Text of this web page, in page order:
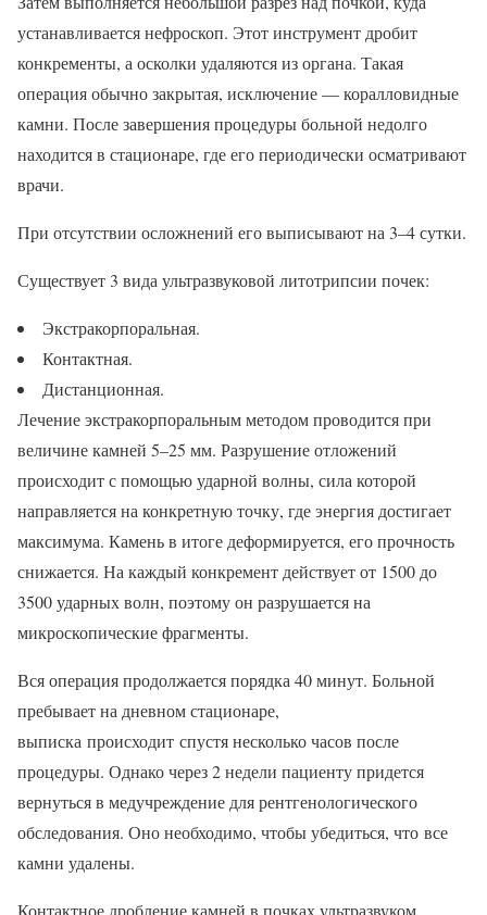
устанавливается нефроскоп. Этот инструмент дробит
конкременты, а осколки удаляются из органа. Такая
операция обычно закрытая, исключение — коралловидные
камни. После завершения процедуры больной недолго
находится в стационаре, где его периодически осматривают
врачи.
При отсутствии осложнений его выписывают на 3–4 сутки.
Существует 3 вида ультразвуковой литотрипсии почек:
Экстракорпоральная.
Контактная.
Дистанционная.
Лечение экстракорпоральным методом проводится при
величине камней 5–25 мм. Разрушение отложений
происходит с помощью ударной волны, сила которой
направляется на конкретную точку, где энергия достигает
максимума. Камень в итоге деформируется, его прочность
снижается. На каждый конкремент действует от 1500 до
3500 ударных волн, поэтому он разрушается на
микроскопические фрагменты.
Вся операция продолжается порядка 40 минут. Больной
пребывает на дневном стационаре,
выписка происходит спустя несколько часов после
процедуры. Однако через 2 недели пациенту придется
вернуться в медучреждение для рентгенологического
обследования. Оно необходимо, чтобы убедиться, что все
камни удалены.
Контактное дробление камней в почках ультразвуком